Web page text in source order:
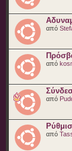
από
από
από
από